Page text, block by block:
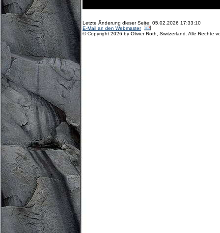
Letzte Änderung dieser Seite: 05.02.2026 17:33:10
E-Mail an den Webmaster
© Copyright 2026 by Olivier Roth, Switzerland. Alle Rechte